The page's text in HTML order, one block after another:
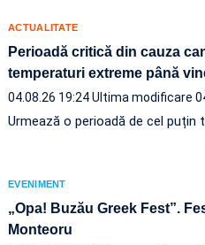
ACTUALITATE
Perioadă critică din cauza
temperaturi extreme până
04.08.26 19:24Ultima modificare
Urmează o perioadă de cel
EVENIMENT
„Opa! Buzău Greek Fest”.
Monteoru